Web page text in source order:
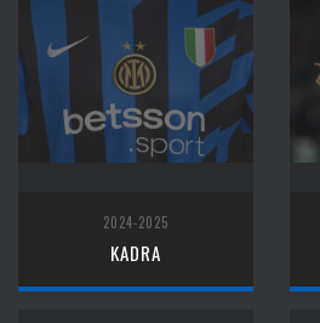
2024-2025
KADRA